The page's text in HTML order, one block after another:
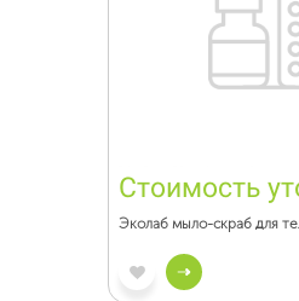
Стоимость
Эколаб мыло-скраб для